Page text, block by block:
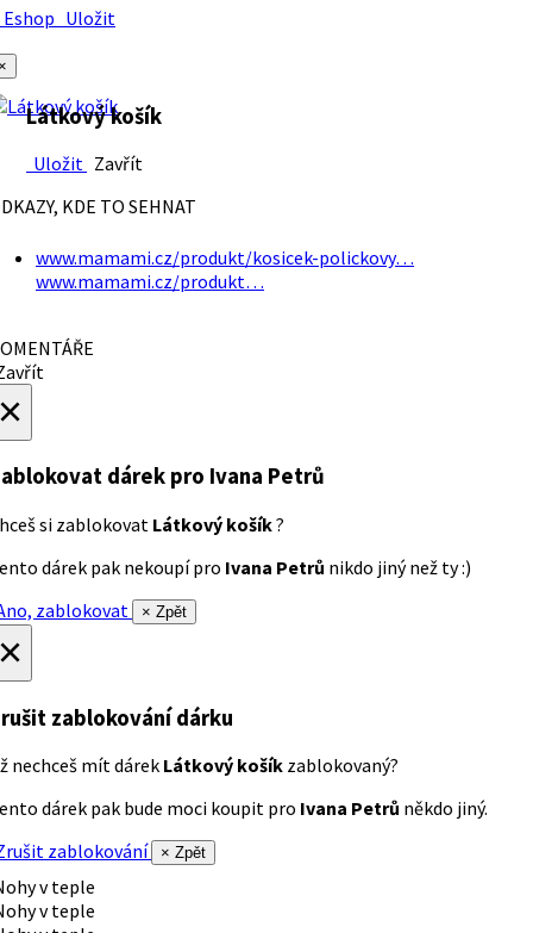
Uložit
Látkový košík
Uložit Zavřít
KDE TO SEHNAT
www.mamami.cz/produkt/kosicek-polickovy…
www.mamami.cz/produkt…
dárek pro Ivana Petrů
si zablokovat Látkový košík?
dárek pak nekoupí pro Ivana Petrů nikdo jiný než ty :)
zablokovat
× Zpět
zablokování dárku
nechceš mít dárek Látkový košík zablokovaný?
dárek pak bude moci koupit pro Ivana Petrů někdo jiný.
zablokování
× Zpět